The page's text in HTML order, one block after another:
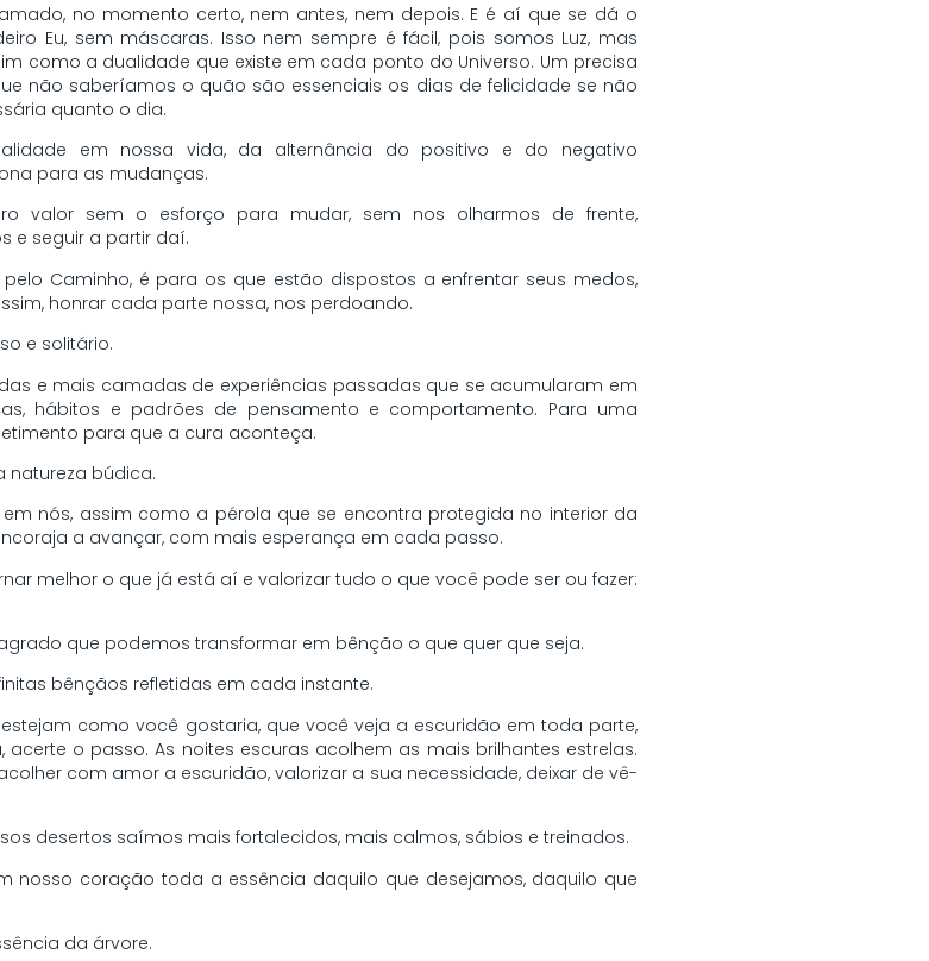
no momento certo, nem antes, nem depois. E é aí que se dá o
Eu, sem máscaras. Isso nem sempre é fácil, pois somos Luz, mas
como a dualidade que existe em cada ponto do Universo. Um precisa
não saberíamos o quão são essenciais os dias de felicidade se não
quanto o dia.
em nossa vida, da alternância do positivo e do negativo
para as mudanças.
valor sem o esforço para mudar, sem nos olharmos de frente,
e seguir a partir daí.
Caminho, é para os que estão dispostos a enfrentar seus medos,
honrar cada parte nossa, nos perdoando.
e solitário.
e mais camadas de experiências passadas que se acumularam em
hábitos e padrões de pensamento e comportamento. Para uma
para que a cura aconteça.
natureza búdica.
nós, assim como a pérola que se encontra protegida no interior da
a avançar, com mais esperança em cada passo.
melhor o que já está aí e valorizar tudo o que você pode ser ou fazer:
que podemos transformar em bênção o que quer que seja.
bênçãos refletidas em cada instante.
como você gostaria, que você veja a escuridão em toda parte,
o passo. As noites escuras acolhem as mais brilhantes estrelas.
com amor a escuridão, valorizar a sua necessidade, deixar de vê-
desertos saímos mais fortalecidos, mais calmos, sábios e treinados.
nosso coração toda a essência daquilo que desejamos, daquilo que
da árvore.